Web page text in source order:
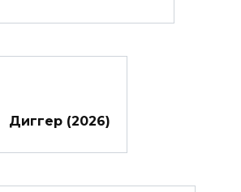
Диггер (2026)